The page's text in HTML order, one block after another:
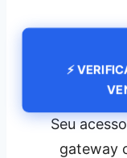
⚡
Seu
gateway